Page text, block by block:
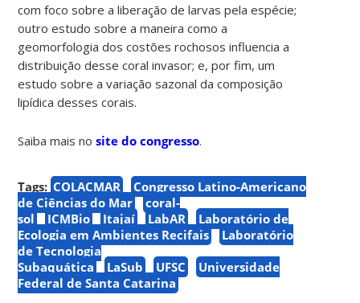
com foco sobre a liberação de larvas pela espécie;
outro estudo sobre a maneira como a
geomorfologia dos costões rochosos influencia a
distribuição desse coral invasor; e, por fim, um
estudo sobre a variação sazonal da composição
lipídica desses corais.
Saiba mais nosite do congresso.
Tags: COLACMAR
Congresso Latino-Americano
de Ciências do Mar
coral-
sol
ICMBio Itajaí LabAR
Laboratório de
Ecologia em Ambientes Recifais
Laboratório
de Tecnologia
Subaquática
LaSub UFSC
Universidade
Federal de Santa Catarina